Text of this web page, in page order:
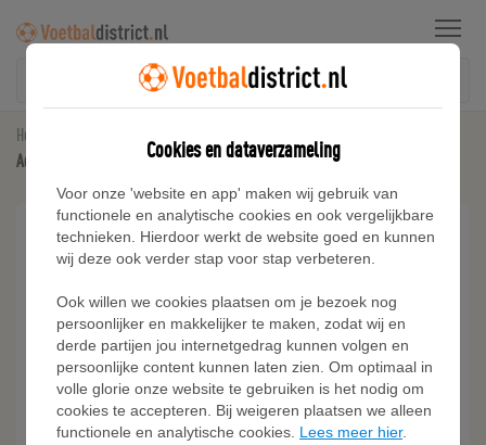
Menu
Home
Adidas Duitsland 26 Thuis Keepersshirt met Lange Mouwen
Cookies en dataverzameling
Voor onze 'website en app' maken wij gebruik van
functionele en analytische cookies en ook vergelijkbare
technieken. Hierdoor werkt de website goed en kunnen
wij deze ook verder stap voor stap verbeteren.
Ook willen we cookies plaatsen om je bezoek nog
persoonlijker en makkelijker te maken, zodat wij en
derde partijen jou internetgedrag kunnen volgen en
persoonlijke content kunnen laten zien. Om optimaal in
volle glorie onze website te gebruiken is het nodig om
cookies te accepteren. Bij weigeren plaatsen we alleen
functionele en analytische cookies. Lees meer hier.